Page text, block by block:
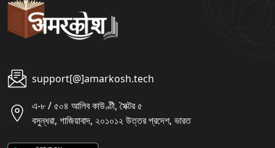
support[@]amarkosh.tech
এ-৮ / ৫০৪ আলিব কাউণ্টী, সৈক্টর ৫
বসুন্ধরা, গাজিয়াবাদ, ২০১০১২ উত্তর প্রদেশ, ভারত